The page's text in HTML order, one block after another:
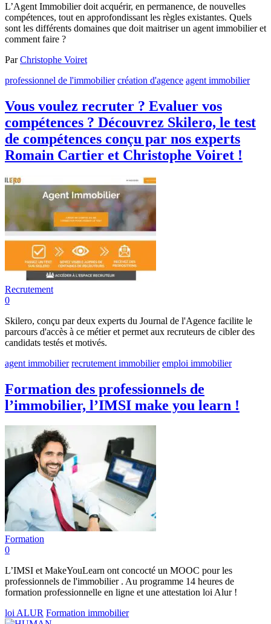
L’Agent Immobilier doit acquérir, en permanence, de nouvelles
compétences, tout en approfondissant les règles existantes. Quels
sont les différents domaines que doit maitriser un agent immobilier et
comment faire ?
ParChristophe Voiret
professionnel de l'immobilier création d'agence agent immobilier
Vous voulez recruter ? Evaluer vos
compétences ? Découvrez Skilero, le test
de compétences conçu par nos experts
Romain Cartier et Christophe Voiret !
Recrutement
0
Skilero, conçu par deux experts du Journal de l'Agence facilite le
parcours d'accès à ce métier et permet aux recruteurs de cibler des
candidats testés et motivés.
agent immobilier recrutement immobilier emploi immobilier
Formation des professionnels de
l’immobilier, l’IMSI make you learn !
Formation
0
L’IMSI et MakeYouLearn ont concocté un MOOC pour les
professionnels de l'immobilier . Au programme 14 heures de
formation professionnelle en ligne et une attestation loi Alur !
loi ALUR Formation immobilier